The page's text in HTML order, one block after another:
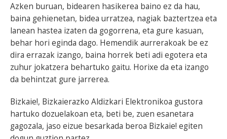
Azken buruan, bidearen hasikerea baino ez da hau,
baina gehienetan, bidea urratzea, nagiak baztertzea eta
lanean hastea izaten da gogorrena, eta gure kasuan,
behar hori eginda dago. Hemendik aurrerakoak be ez
dira errazak izango, baina horrek beti adi egotera eta
zuhur jokatzera behartuko gaitu. Horixe da eta izango
da behintzat gure jarrerea.
Bizkaie!, Bizkaierazko Aldizkari Elektronikoa gustora
hartuko dozuelakoan eta, beti be, zuen esanetara
gagozala, jaso eizue besarkada beroa Bizkaie! egiten